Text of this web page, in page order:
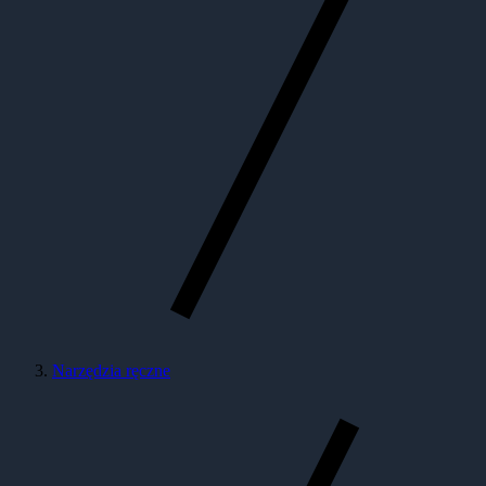
Narzędzia ręczne